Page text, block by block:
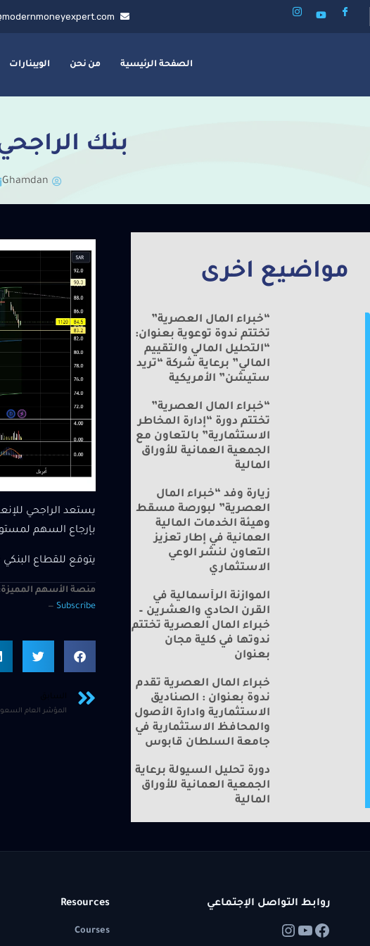
الصفحة الرئيسية من نحن الويبنارات
بنك
Ghamdan
مواضيع اخرى
“خبراء المال العصرية”
تختتم ندوة توعوية بعنوان:
“التحليل المالي والتقييم
المالي” برعاية شركة “تريد
ستيشن” الأمريكية
“خبراء المال العصرية”
تختتم دورة “إدارة المخاطر
الاستثمارية” بالتعاون مع
الجمعية العمانية للأوراق
المالية
زيارة وفد “خبراء المال
العصرية” لبورصة مسقط
وهيئة الخدمات المالية
العمانية في إطار تعزيز
التعاون لنشر الوعي
الاستثماري
الموازنة الرأسمالية في
القرن الحادي والعشرين –
خبراء المال العصرية تختتم
ندوتها في كلية مجان
بعنوان
خبراء المال العصرية تقدم
ندوة بعنوان : الصناديق
الاستثمارية وادارة الأصول
والمحافظ الاستثمارية في
جامعة السلطان قابوس
دورة تحليل السيولة برعاية
الجمعية العمانية للأوراق
المالية
بإرجاع السهم
يتوقع للقطاع
منصة الأسهم
—Subscribe
المؤشر العام
روابط التواصل الإجتماعي Resources
Courses